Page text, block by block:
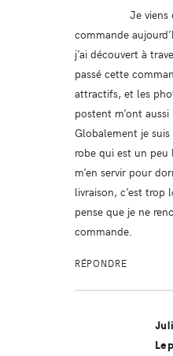
Je viens
commande
j’ai découvert à
passé cette
attractifs, et les
postent m’ont aussi
Globalement je
robe qui est un peu
m’en servir pour
livraison, c’est trop
pense que je ne
commande.
RÉPONDRE